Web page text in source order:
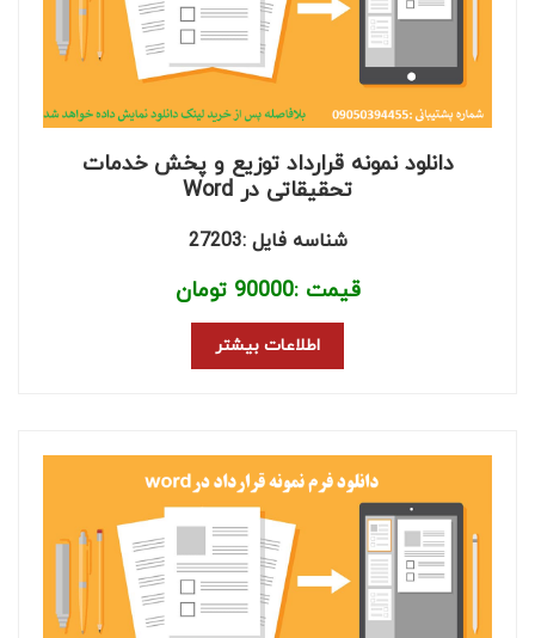
دانلود نمونه قرارداد توزیع و پخش خدمات
تحقیقاتی در Word
شناسه فایل :27203
قیمت :90000 تومان
اطلاعات بیشتر